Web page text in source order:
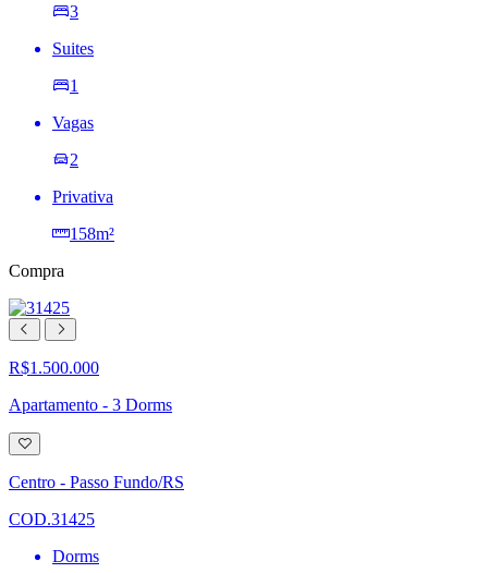
3
Suites
1
Vagas
2
Privativa
158m²
Compra
R$1.500.000
Apartamento - 3 Dorms
Adicionar
à
lista
de
Centro - Passo Fundo/RS
COD.31425
Dorms